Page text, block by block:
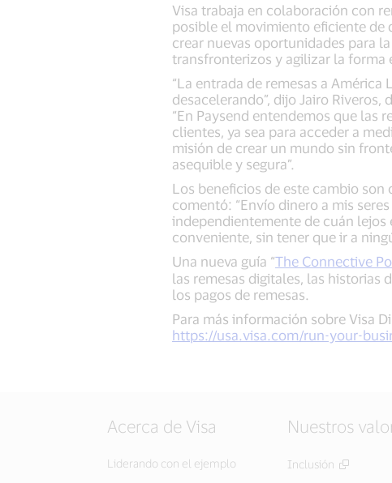
Visa trabaja en colaboración con
posible el movimiento eficiente de
crear nuevas oportunidades para
transfronterizos y agilizar la forma
“La entrada de remesas a
desacelerando”, dijo Jairo Riveros,
“En Paysend entendemos que las
clientes, ya sea para acceder a
misión de crear un mundo sin
asequible y segura”.
Los beneficios de este cambio son
comentó: “Envío dinero a mis
independientemente de cuán lejos
conveniente, sin tener que ir a
Una nueva guía “The Connective
las remesas digitales, las historias
los pagos de remesas.
Para más información sobre Visa
https://usa.visa.com/run-your-
Acerca de Visa
Liderando con el ejemplo
Nuestros
Inclusión